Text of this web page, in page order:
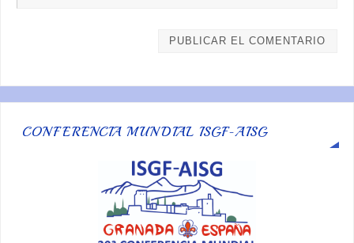
CONFERENCIA MUNDIAL ISGF-AISG